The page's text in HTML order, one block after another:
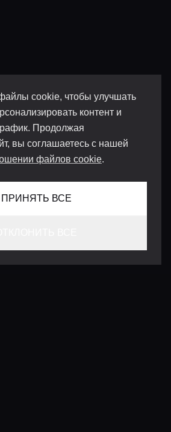
cookie, чтобы улучшать
контент и
Продолжая
вы соглашаетесь с нашей
файлов cookie.
ПРИНЯТЬ ВСЕ